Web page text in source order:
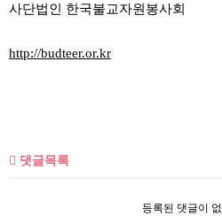
사단법인 한국불교자원봉사회
http://budteer.or.kr
댓글목록
등록된 댓글이